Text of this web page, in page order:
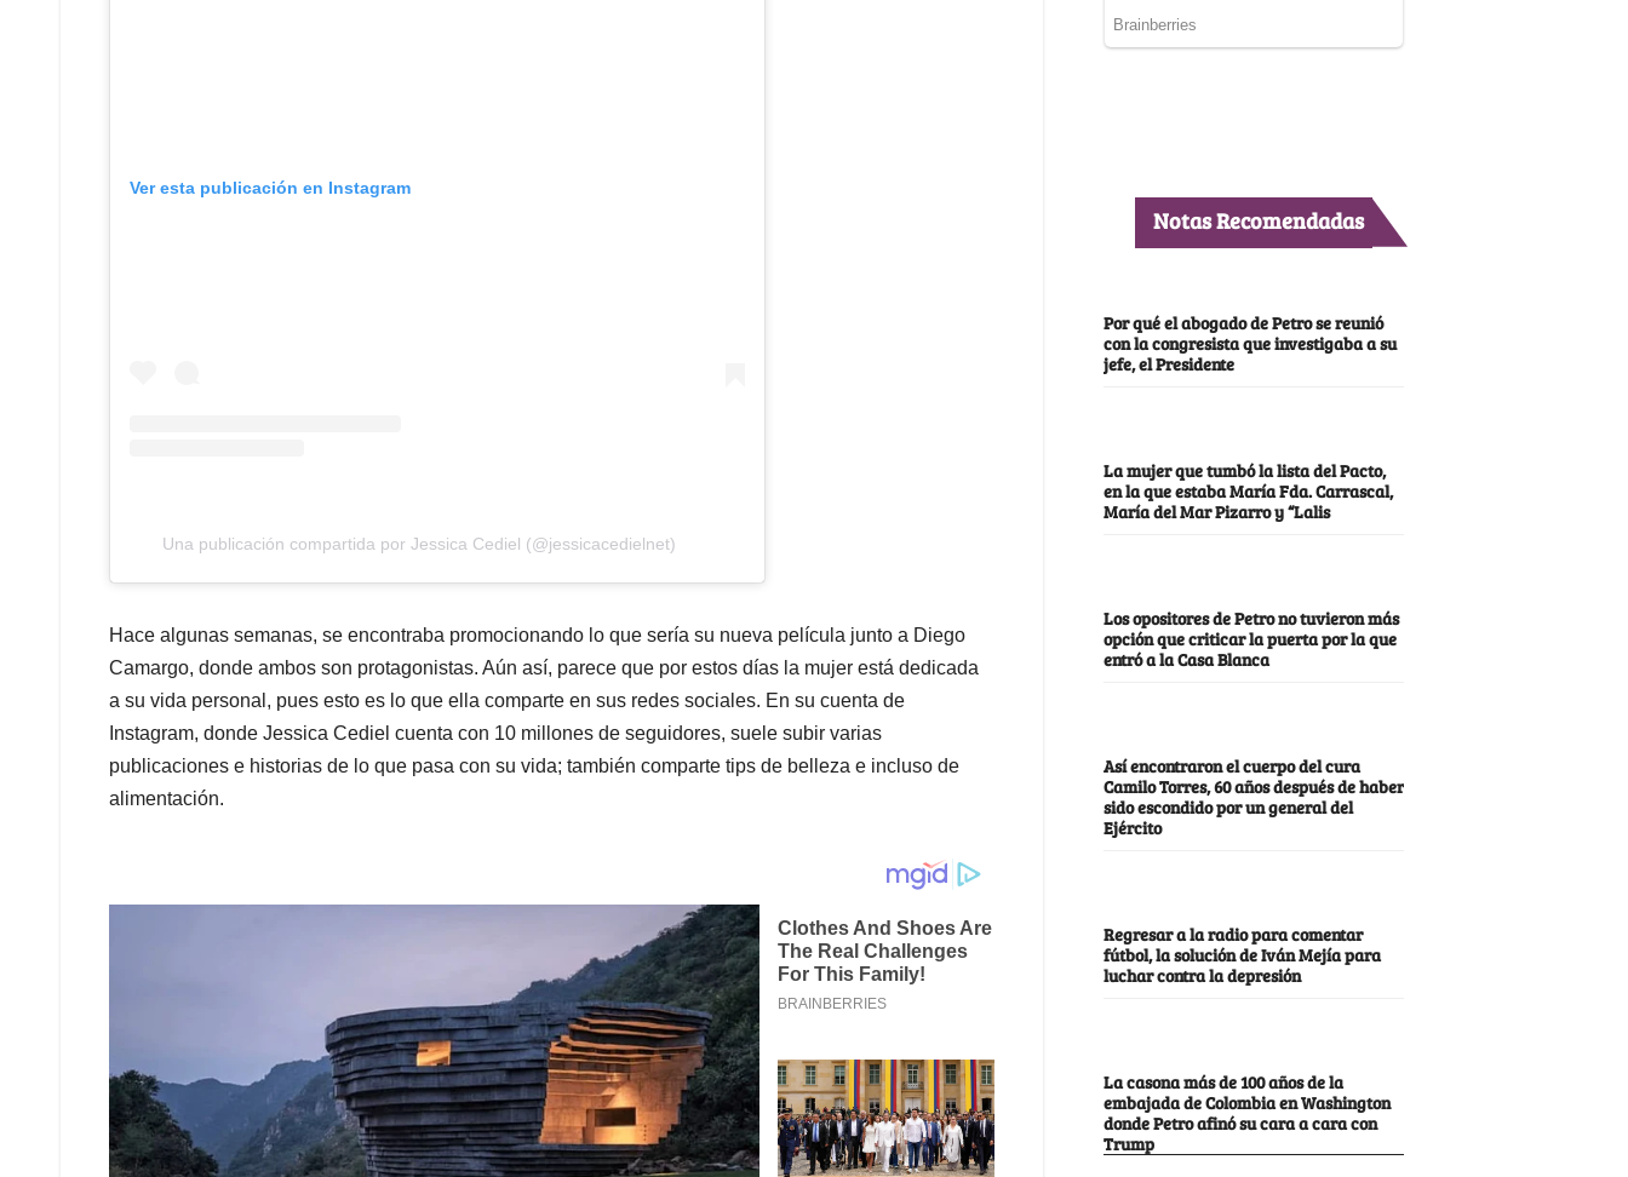
Ver esta publicación en Instagram
Una publicación compartida por Jessica Cediel (@jessicacedielnet)
Hace algunas semanas, se encontraba promocionando lo que sería su nueva película junto a Diego
Camargo, donde ambos son protagonistas. Aún así, parece que por estos días la mujer está dedicada
a su vida personal, pues esto es lo que ella comparte en sus redes sociales. En su cuenta de
Instagram, donde Jessica Cediel cuenta con 10 millones de seguidores, suele subir varias
publicaciones e historias de lo que pasa con su vida; también comparte tips de belleza e incluso de
alimentación.
Notas Recomendadas
Por qué el abogado de Petro se reunió
con la congresista que investigaba a su
jefe, el Presidente
La mujer que tumbó la lista del Pacto,
en la que estaba María Fda. Carrascal,
María del Mar Pizarro y “Lalis
Los opositores de Petro no tuvieron más
opción que criticar la puerta por la que
entró a la Casa Blanca
Así encontraron el cuerpo del cura
Camilo Torres, 60 años después de haber
sido escondido por un general del
Ejército
Regresar a la radio para comentar
fútbol, la solución de Iván Mejía para
luchar contra la depresión
La casona más de 100 años de la
embajada de Colombia en Washington
donde Petro afinó su cara a cara con
Trump